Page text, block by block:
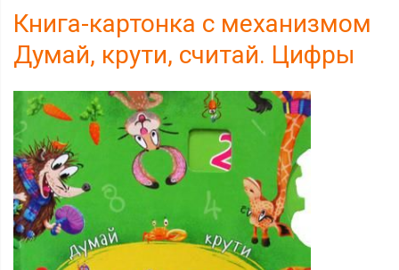
Книга-картонка с механизмом
Думай, крути, считай. Цифры